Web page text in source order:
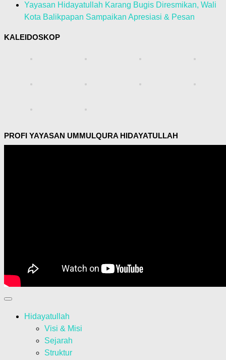
Yayasan Hidayatullah Karang Bugis Diresmikan, Wali
Kota Balikpapan Sampaikan Apresiasi & Pesan
KALEIDOSKOP
PROFI YAYASAN UMMULQURA HIDAYATULLAH
Hidayatullah
Visi & Misi
Sejarah
Struktur